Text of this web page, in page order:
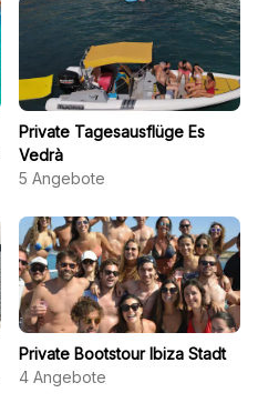
Private Tagesausflüge Es
Vedrà
5 Angebote
Private Bootstour Ibiza Stadt
4 Angebote